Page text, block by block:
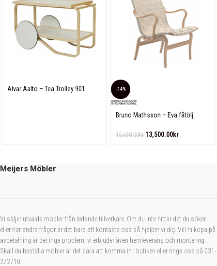
Alvar Aalto – Tea Trolley 901 -14%
Bruno Mathsson – Eva fåtölj
15,630.00kr 13,500.00kr
Meijers Möbler
Vi säljer utvalda möbler från ledande tillverkare. Om du inte hittar det du söker
eller har andra frågor är det bara att kontakta oss så hjälper vi dig. Vill ni köpa på
avbetalning är det inga problem, vi erbjuder även hemleverans och montering.
Skall du beställa möbler är det bara att komma in i butiken eller ringa oss på 031-
272710.